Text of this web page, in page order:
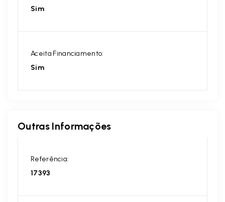
Sim
Aceita Financiamento:
Sim
Outras Informações
Referência:
17393